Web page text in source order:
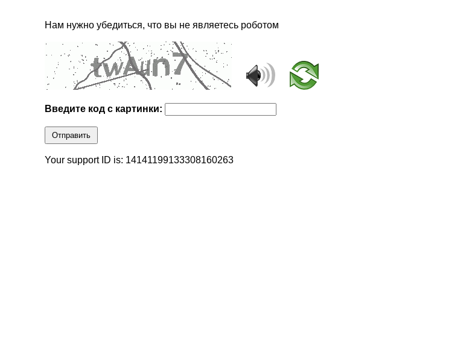
Нам нужно убедиться, что вы не являетесь роботом
Введите код с картинки:
Отправить
Your support ID is: 14141199133308160263